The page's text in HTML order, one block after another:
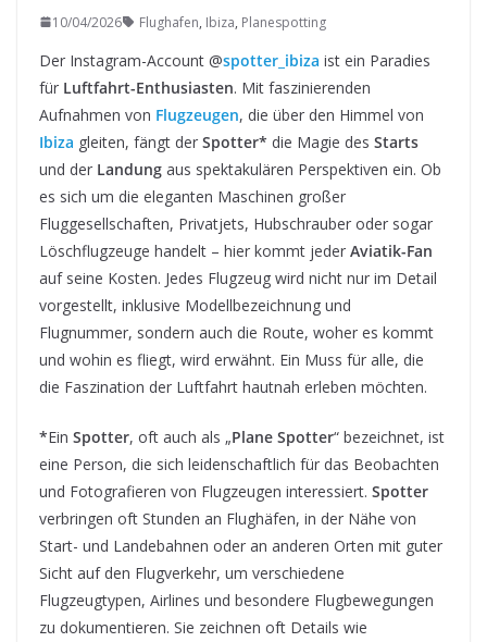
10/04/2026 Flughafen, Ibiza, Planespotting
Der Instagram-Account @spotter_ibiza ist ein Paradies
für Luftfahrt-Enthusiasten. Mit faszinierenden
Aufnahmen von Flugzeugen, die über den Himmel von
Ibiza gleiten, fängt der Spotter* die Magie des Starts
und der Landung aus spektakulären Perspektiven ein. Ob
es sich um die eleganten Maschinen großer
Fluggesellschaften, Privatjets, Hubschrauber oder sogar
Löschflugzeuge handelt – hier kommt jeder Aviatik-Fan
auf seine Kosten. Jedes Flugzeug wird nicht nur im Detail
vorgestellt, inklusive Modellbezeichnung und
Flugnummer, sondern auch die Route, woher es kommt
und wohin es fliegt, wird erwähnt. Ein Muss für alle, die
die Faszination der Luftfahrt hautnah erleben möchten.
*Ein Spotter, oft auch als „Plane Spotter“ bezeichnet, ist
eine Person, die sich leidenschaftlich für das Beobachten
und Fotografieren von Flugzeugen interessiert. Spotter
verbringen oft Stunden an Flughäfen, in der Nähe von
Start- und Landebahnen oder an anderen Orten mit guter
Sicht auf den Flugverkehr, um verschiedene
Flugzeugtypen, Airlines und besondere Flugbewegungen
zu dokumentieren. Sie zeichnen oft Details wie